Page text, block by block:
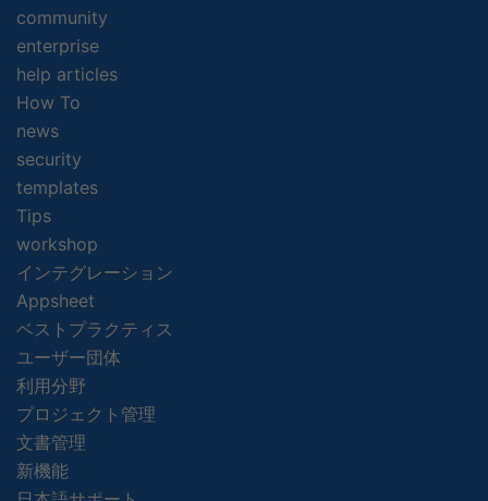
community
enterprise
help articles
How To
news
security
templates
Tips
workshop
インテグレーション
Appsheet
ベストプラクティス
ユーザー団体
利用分野
プロジェクト管理
文書管理
新機能